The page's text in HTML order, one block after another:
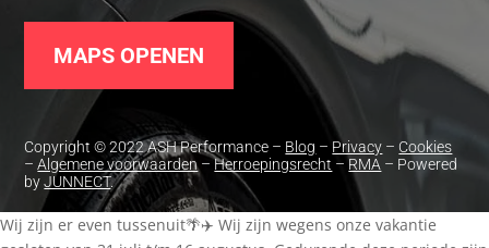
MAPS OPENEN
Copyright © 2022 ASH Performance – Blog – Privacy – Cookies
–Algemene voorwaarden–Herroepingsrecht –RMA – Powered
byJUNNECT.
Wij zijn er even tussenuit🌴✈️ Wij zijn wegens onze vakantie